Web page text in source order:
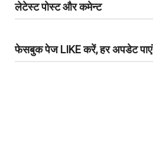
लेटेस्ट पोस्ट और कमेन्ट
फेसबुक पेज LIKE करें, हर अपडेट पाएं